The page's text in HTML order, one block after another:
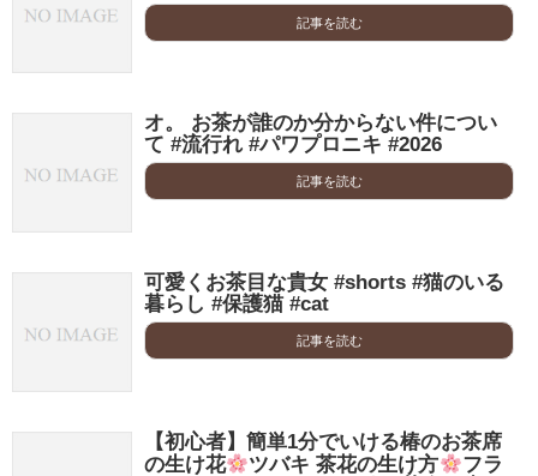
記事を読む
オ。 お茶が誰のか分からない件につい
て #流行れ #パワプロニキ #2026
記事を読む
可愛くお茶目な貴女 #shorts #猫のいる
暮らし #保護猫 #cat
記事を読む
【初心者】簡単1分でいける椿のお茶席
の生け花
ツバキ 茶花の生け方
フラ